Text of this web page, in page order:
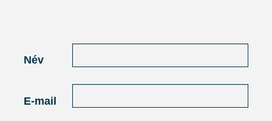
Név
E-mail